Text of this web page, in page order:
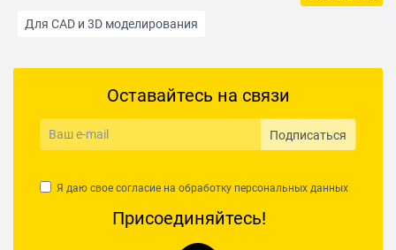
Для CAD и 3D моделирования
Для просмотра фильмов Для работы с документами
Для школьников и студентов
Оставайтесь на связи
Подписаться
Я даю свое согласие на обработку персональных данных
Присоединяйтесь!